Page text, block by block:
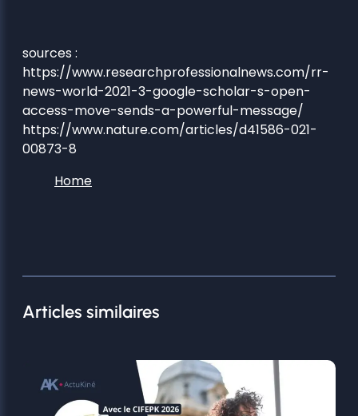
sources :
https://www.researchprofessionalnews.com/rr-
news-world-2021-3-google-scholar-s-open-
access-move-sends-a-powerful-message/
https://www.nature.com/articles/d41586-021-
00873-8
Home
Articles similaires